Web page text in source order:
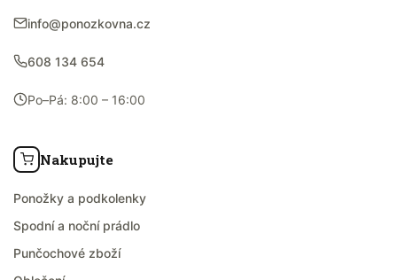
info@ponozkovna.cz
608 134 654
Po–Pá: 8:00 – 16:00
Nakupujte
Ponožky a podkolenky
Spodní a noční prádlo
Punčochové zboží